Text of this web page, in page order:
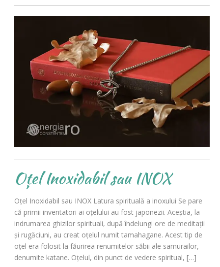
Oțel Inoxidabil sau INOX
Oțel Inoxidabil sau INOX Latura spirituală a inoxului Se pare
că primii inventatori ai oțelului au fost japonezii. Aceștia, la
indrumarea ghizilor spirituali, după îndelungi ore de meditații
și rugăciuni, au creat oțelul numit tamahagane. Acest tip de
oțel era folosit la făurirea renumitelor săbii ale samurailor,
denumite katane. Oțelul, din punct de vedere spiritual, […]